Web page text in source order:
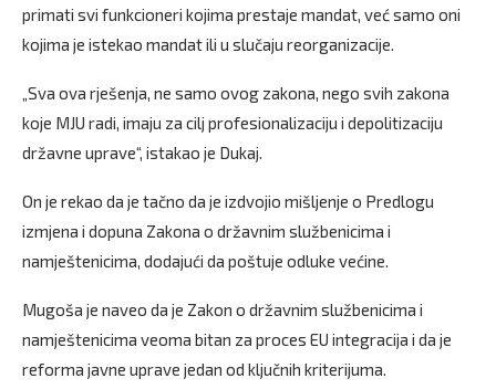
primati svi funkcioneri kojima prestaje mandat, već samo oni
kojima je istekao mandat ili u slučaju reorganizacije.
„Sva ova rješenja, ne samo ovog zakona, nego svih zakona
koje MJU radi, imaju za cilj profesionalizaciju i depolitizaciju
državne uprave“, istakao je Dukaj.
On je rekao da je tačno da je izdvojio mišljenje o Predlogu
izmjena i dopuna Zakona o državnim službenicima i
namještenicima, dodajući da poštuje odluke većine.
Mugoša je naveo da je Zakon o državnim službenicima i
namještenicima veoma bitan za proces EU integracija i da je
reforma javne uprave jedan od ključnih kriterijuma.